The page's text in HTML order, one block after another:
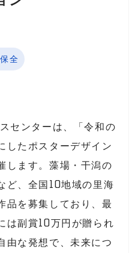
全
センターは、「令和の
したポスターデザイン
します。藻場・干潟の
ど、全国10地域の里海
品を募集しており、最
は副賞10万円が贈られ
由な発想で、未来につ